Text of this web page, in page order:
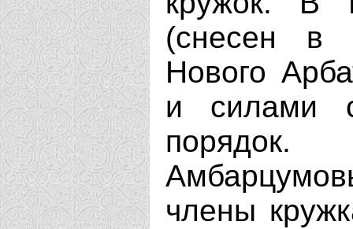
(снесен в
Нового
и силами
члены